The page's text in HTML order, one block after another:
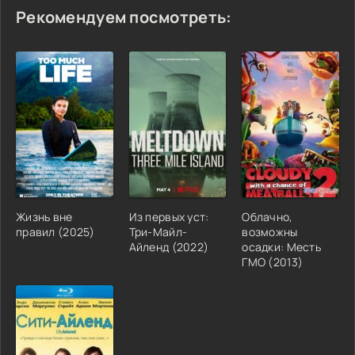
Рекомендуем посмотреть:
Жизнь вне
правил (2025)
Из первых уст:
Три-Майл-
Айленд (2022)
Облачно,
возможны
осадки: Месть
ГМО (2013)